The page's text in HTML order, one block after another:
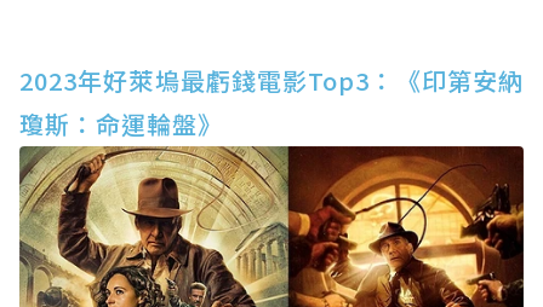
2023年好萊塢最虧錢電影Top3：《印第安納
瓊斯：命運輪盤》